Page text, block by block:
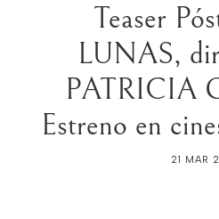
Teaser
LUNAS,
PATRICIA
Estreno en
21 MAR